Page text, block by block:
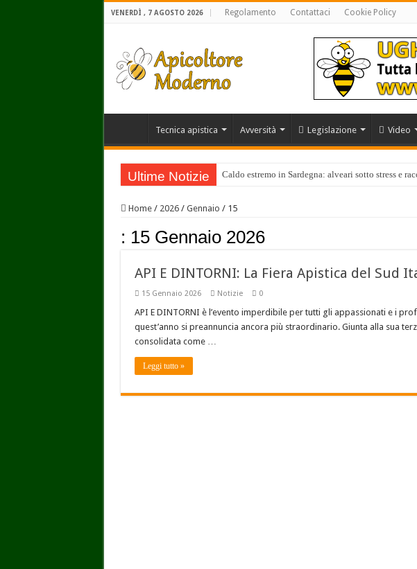
VENERDÌ , 7 AGOSTO 2026 Regolamento Contattaci Cookie Policy
Tecnica apistica Avversità Legislazione Video
Ultime Notizie Caldo estremo in Sardegna: alveari sotto stress e
Home / 2026 / Gennaio / 15
: 15 Gennaio 2026
API E DINTORNI: La Fiera Apistica del Sud
15 Gennaio 2026 Notizie 0
API E DINTORNI è l’evento imperdibile per tutti gli appassionati e i
quest’anno si preannuncia ancora più straordinario. Giunta alla sua
consolidata come …
Leggi tutto »